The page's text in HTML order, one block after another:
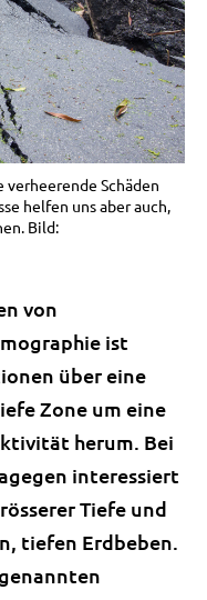
verheerende Schäden
helfen uns aber auch,
Bild:
von
ist
über eine
Zone um eine
herum. Bei
interessiert
Tiefe und
tiefen Erdbeben.